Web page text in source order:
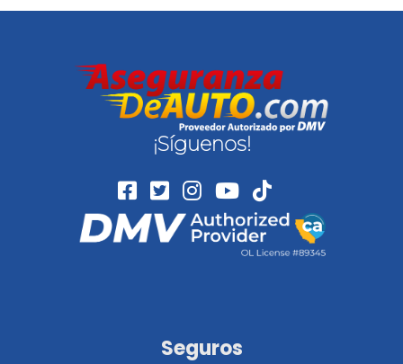
¡Síguenos!
Seguros